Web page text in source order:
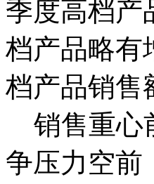
季度高档产
档产品略有
档产品销售
销售重心
争压力空前